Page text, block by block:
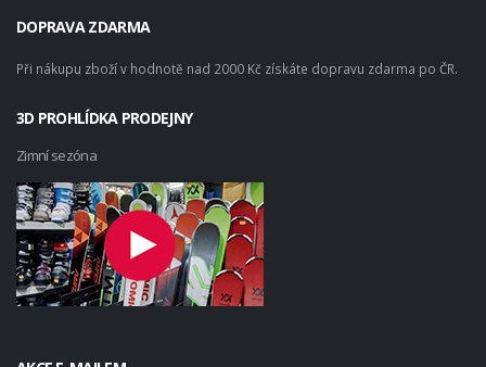
DOPRAVA ZDARMA
Při nákupu zboží v hodnotě nad 2000 Kč získáte dopravu zdarma po ČR.
3D PROHLÍDKA PRODEJNY
Zimní sezóna